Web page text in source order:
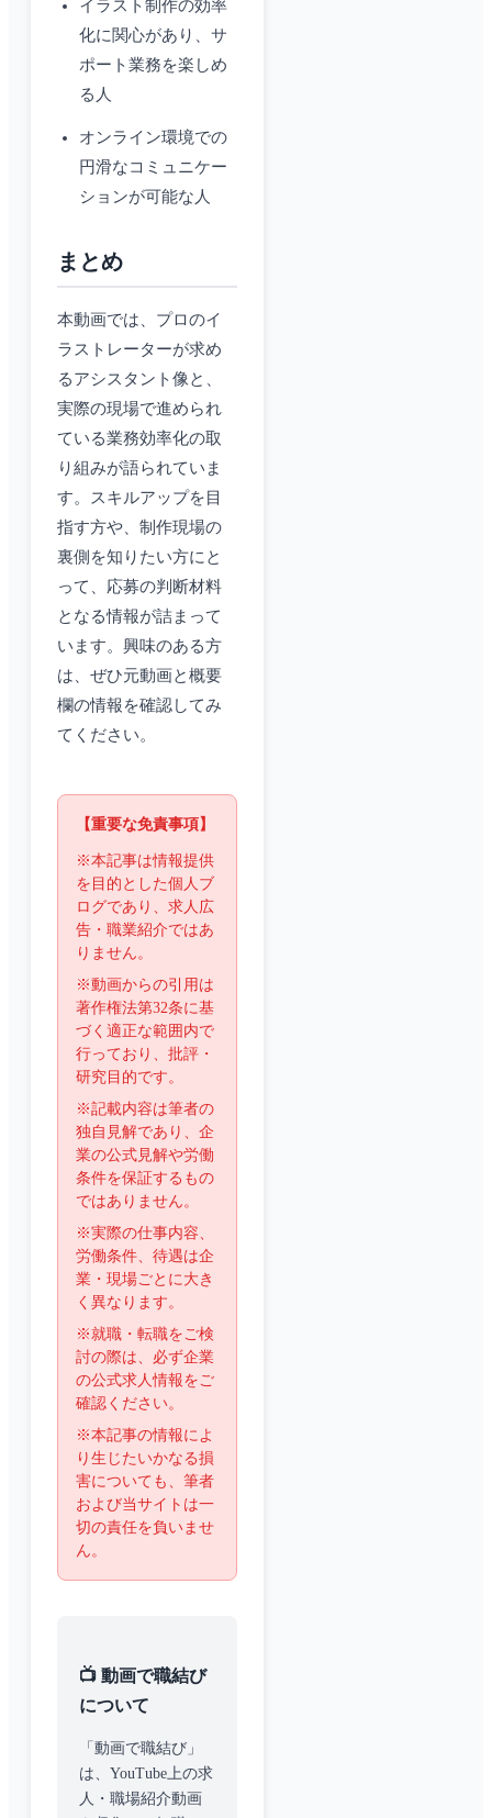
イラスト制作の効率
化に関心があり、サ
ポート業務を楽しめ
る人
オンライン環境での
円滑なコミュニケー
ションが可能な人
まとめ
本動画では、プロのイ
ラストレーターが求め
るアシスタント像と、
実際の現場で進められ
ている業務効率化の取
り組みが語られていま
す。スキルアップを目
指す方や、制作現場の
裏側を知りたい方にと
って、応募の判断材料
となる情報が詰まって
います。興味のある方
は、ぜひ元動画と概要
欄の情報を確認してみ
てください。
【重要な免責事項】
※本記事は情報提供
を目的とした個人ブ
ログであり、求人広
告・職業紹介ではあ
りません。
※動画からの引用は
著作権法第32条に基
づく適正な範囲内で
行っており、批評・
研究目的です。
※記載内容は筆者の
独自見解であり、企
業の公式見解や労働
条件を保証するもの
ではありません。
※実際の仕事内容、
労働条件、待遇は企
業・現場ごとに大き
く異なります。
※就職・転職をご検
討の際は、必ず企業
の公式求人情報をご
確認ください。
※本記事の情報によ
り生じたいかなる損
害についても、筆者
および当サイトは一
切の責任を負いませ
ん。
📺 動画で職結び
について
「動画で職結び」
は、YouTube上の求
人・職場紹介動画